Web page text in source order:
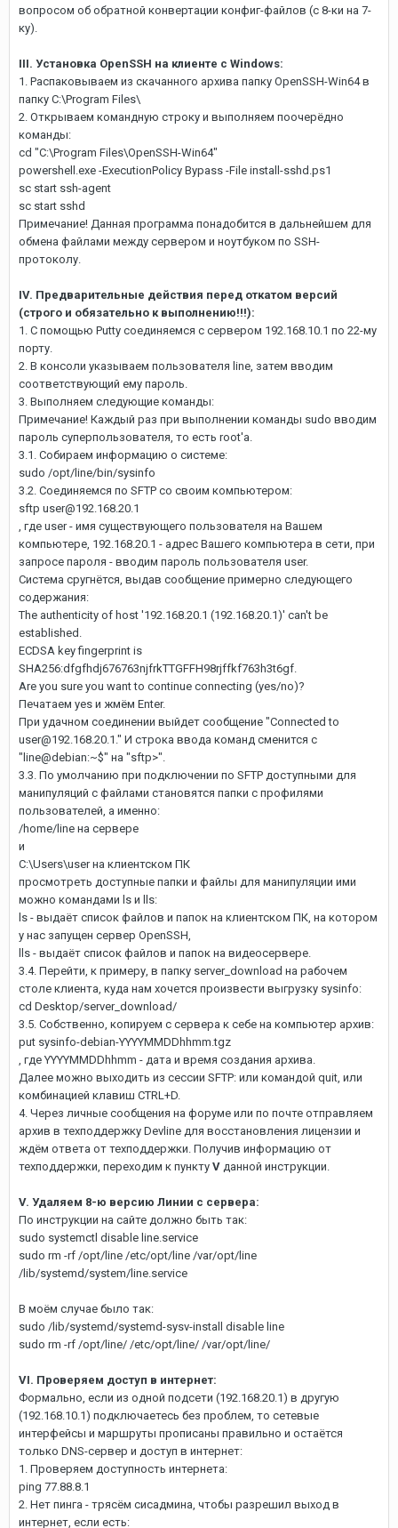
вопросом об обратной конвертации конфиг-файлов (с 8-ки на 7-
ку).
III. Установка OpenSSH на клиенте с Windows:
1. Распаковываем из скачанного архива папку OpenSSH-Win64 в
папку C:\Program Files\
2. Открываем командную строку и выполняем поочерёдно
команды:
cd "C:\Program Files\OpenSSH-Win64"
powershell.exe -ExecutionPolicy Bypass -File install-sshd.ps1
sc start ssh-agent
sc start sshd
Примечание! Данная программа понадобится в дальнейшем для
обмена файлами между сервером и ноутбуком по SSH-
протоколу.
IV. Предварительные действия перед откатом версий
(строго и обязательно к выполнению!!!):
1. С помощью Putty соединяемся с сервером 192.168.10.1 по 22-му
порту.
2. В консоли указываем пользователя line, затем вводим
соответствующий ему пароль.
3. Выполняем следующие команды:
Примечание! Каждый раз при выполнении команды sudo вводим
пароль суперпользователя, то есть root'а.
3.1. Собираем информацию о системе:
sudo /opt/line/bin/sysinfo
3.2. Соединяемся по SFTP со своим компьютером:
sftp user@192.168.20.1
, где user - имя существующего пользователя на Вашем
компьютере, 192.168.20.1 - адрес Вашего компьютера в сети, при
запросе пароля - вводим пароль пользователя user.
Система сругнётся, выдав сообщение примерно следующего
содержания:
The authenticity of host '192.168.20.1 (192.168.20.1)' can't be
established.
ECDSA key fingerprint is
SHA256:dfgfhdj676763njfrkTTGFFH98rjffkf763h3t6gf.
Are you sure you want to continue connecting (yes/no)?
Печатаем yes и жмём Enter.
При удачном соединении выйдет сообщение "Connected to
user@192.168.20.1." И строка ввода команд сменится с
"line@debian:~$" на "sftp>".
3.3. По умолчанию при подключении по SFTP доступными для
манипуляций с файлами становятся папки с профилями
пользователей, а именно:
/home/line на сервере
и
C:\Users\user на клиентском ПК
просмотреть доступные папки и файлы для манипуляции ими
можно командами ls и lls:
ls - выдаёт список файлов и папок на клиентском ПК, на котором
у нас запущен сервер OpenSSH,
lls - выдаёт список файлов и папок на видеосервере.
3.4. Перейти, к примеру, в папку server_download на рабочем
столе клиента, куда нам хочется произвести выгрузку sysinfo:
cd Desktop/server_download/
3.5. Собственно, копируем с сервера к себе на компьютер архив:
put sysinfo-debian-YYYYMMDDhhmm.tgz
, где YYYYMMDDhhmm - дата и время создания архива.
Далее можно выходить из сессии SFTP: или командой quit, или
комбинацией клавиш CTRL+D.
4. Через личные сообщения на форуме или по почте отправляем
архив в техподдержку Devline для восстановления лицензии и
ждём ответа от техподдержки. Получив информацию от
техподдержки, переходим к пункту V данной инструкции.
V. Удаляем 8-ю версию Линии с сервера:
По инструкции на сайте должно быть так:
sudo systemctl disable line.service
sudo rm -rf /opt/line /etc/opt/line /var/opt/line
/lib/systemd/system/line.service
В моём случае было так:
sudo /lib/systemd/systemd-sysv-install disable line
sudo rm -rf /opt/line/ /etc/opt/line/ /var/opt/line/
VI. Проверяем доступ в интернет:
Формально, если из одной подсети (192.168.20.1) в другую
(192.168.10.1) подключаетесь без проблем, то сетевые
интерфейсы и маршруты прописаны правильно и остаётся
только DNS-сервер и доступ в интернет:
1. Проверяем доступность интернета:
ping 77.88.8.1
2. Нет пинга - трясём сисадмина, чтобы разрешил выход в
интернет, если есть: